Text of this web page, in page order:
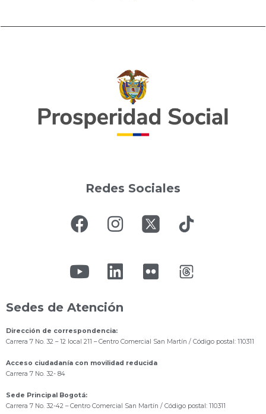
Redes Sociales
Sedes de Atención
Dirección de correspondencia:
Carrera 7 No. 32 – 12 local 211 – Centro Comercial San Martín / Código postal: 110311
Acceso ciudadanía con movilidad reducida
Carrera 7 No. 32- 84
Sede Principal Bogotá:
Carrera 7 No. 32-42 – Centro Comercial San Martín / Código postal: 110311